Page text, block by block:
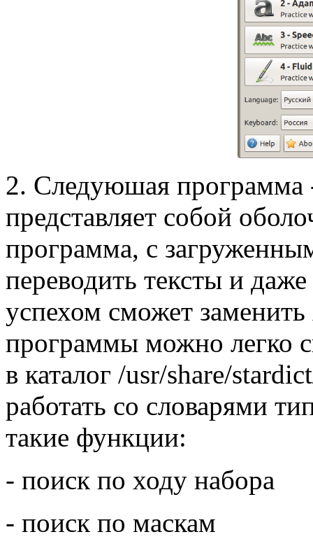
2. Следуюшая программа
представляет собой
программа, с
переводить тексты и
успехом сможет
программы можно легко
в каталог /usr/share/
работать со словарями
такие функции:
- поиск по ходу набора
- поиск по маскам